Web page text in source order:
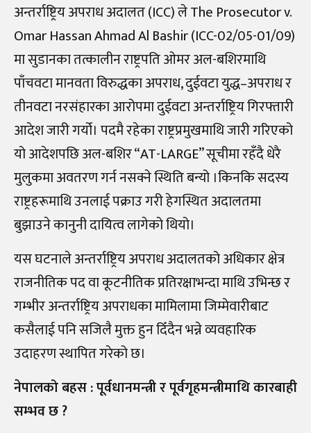
अन्तर्राष्ट्रिय अपराध अदालत (ICC) ले The Prosecutor v.
Omar Hassan Ahmad Al Bashir (ICC-02/05-01/09)
मा सुडानका तत्कालीन राष्ट्रपति ओमर अल-बशिरमाथि
पाँचवटा मानवता विरुद्धका अपराध, दुईवटा युद्ध–अपराध र
तीनवटा नरसंहारका आरोपमा दुईवटा अन्तर्राष्ट्रिय गिरफ्तारी
आदेश जारी गर्यो। पदमै रहेका राष्ट्रप्रमुखमाथि जारी गरिएको
यो आदेशपछि अल-बशिर “AT-LARGE” सूचीमा रहँदै धेरै
मुलुकमा अवतरण गर्न नसक्ने स्थिति बन्यो ।किनकि सदस्य
राष्ट्रहरूमाथि उनलाई पक्राउ गरी हेगस्थित अदालतमा
बुझाउने कानुनी दायित्व लागेको थियो।
यस घटनाले अन्तर्राष्ट्रिय अपराध अदालतको अधिकार क्षेत्र
राजनीतिक पद वा कूटनीतिक प्रतिरक्षाभन्दा माथि उभिन्छ र
गम्भीर अन्तर्राष्ट्रिय अपराधका मामिलामा जिम्मेवारीबाट
कसैलाई पनि सजिलै मुक्त हुन दिँदैन भन्ने व्यवहारिक
उदाहरण स्थापित गरेको छ।
नेपालको बहस : पूर्वधानमन्त्री र पूर्वगृहमन्त्रीमाथि कारबाही
सम्भव छ ?